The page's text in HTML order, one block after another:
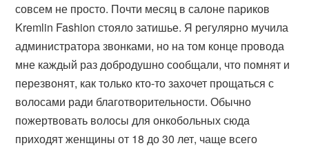
совсем не просто. Почти месяц в салоне париков
Kremlin Fashion стояло затишье. Я регулярно мучила
администратора звонками, но на том конце провода
мне каждый раз добродушно сообщали, что помнят и
перезвонят, как только кто-то захочет прощаться с
волосами ради благотворительности. Обычно
пожертвовать волосы для онкобольных сюда
приходят женщины от 18 до 30 лет, чаще всего